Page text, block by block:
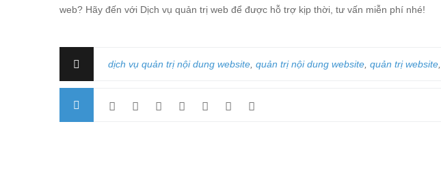
web? Hãy đến với Dịch vụ quản trị web để được hỗ trợ kịp thời, tư vấn miễn phí nhé!
dịch vụ quản trị nội dung website, quản trị nội dung website, quản trị website,